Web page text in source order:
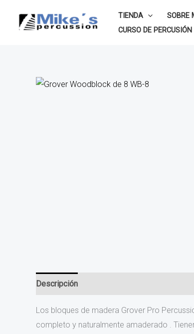
TIENDA SOBRE
CURSO DE
Descripción
Los bloques de madera Grover Pro
completo y naturalmente amaderado .